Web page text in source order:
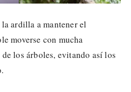
ardilla a mantener el
moverse con mucha
los árboles, evitando así los